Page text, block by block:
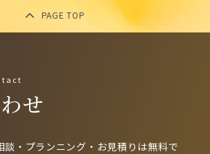
PAGE TOP
せ
談・プランニング・お見積りは無料で